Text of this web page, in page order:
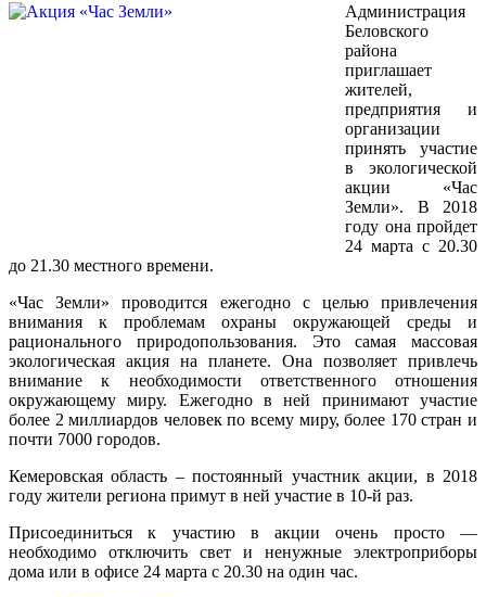
Администрация
Беловского
района
приглашает
жителей,
предприятия и
организации
принять участие
в экологической
акции «Час
Земли». В 2018
году она пройдет
24 марта с 20.30
до 21.30 местного времени.
«Час Земли» проводится ежегодно с целью привлечения
внимания к проблемам охраны окружающей среды и
рационального природопользования. Это самая массовая
экологическая акция на планете. Она позволяет привлечь
внимание к необходимости ответственного отношения
окружающему миру. Ежегодно в ней принимают участие
более 2 миллиардов человек по всему миру, более 170 стран и
почти 7000 городов.
Кемеровская область – постоянный участник акции, в 2018
году жители региона примут в ней участие в 10-й раз.
Присоединиться к участию в акции очень просто —
необходимо отключить свет и ненужные электроприборы
дома или в офисе 24 марта с 20.30 на один час.